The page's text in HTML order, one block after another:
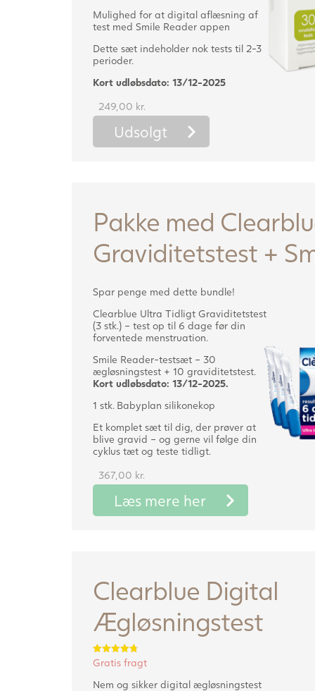
Mulighed for at digital aflæsning af
test med Smile Reader appen
Dette sæt indeholder nok tests til 2-3
perioder.
Kort udløbsdato: 13/12-2025
249,00 kr.
Udsolgt
Pakke med
Graviditetstest +
Spar penge med dette bundle!
Clearblue Ultra Tidligt Graviditetstest
(3 stk.) – test op til 6 dage før din
forventede menstruation.
Smile Reader-testsæt – 30
ægløsningstest + 10 graviditetstest.
Kort udløbsdato: 13/12-2025.
1 stk. Babyplan silikonekop
Et komplet sæt til dig, der prøver at
blive gravid – og gerne vil følge din
cyklus tæt og teste tidligt.
367,00 kr.
Læs mere her
Clearblue Digital
Ægløsningstest
Vurderet
Gratis fragt
Nem og sikker digital ægløsningstest